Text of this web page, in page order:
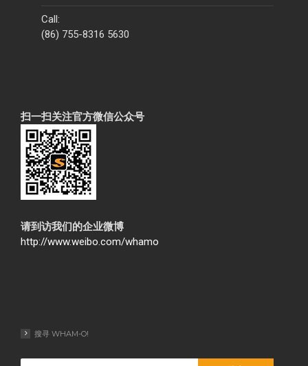
Call:
(86) 755-8316 5630
扫一扫关注官方微信公众号
请到访我们的企业微博
http://www.weibo.com/whamo
搜寻 WHAM-O!